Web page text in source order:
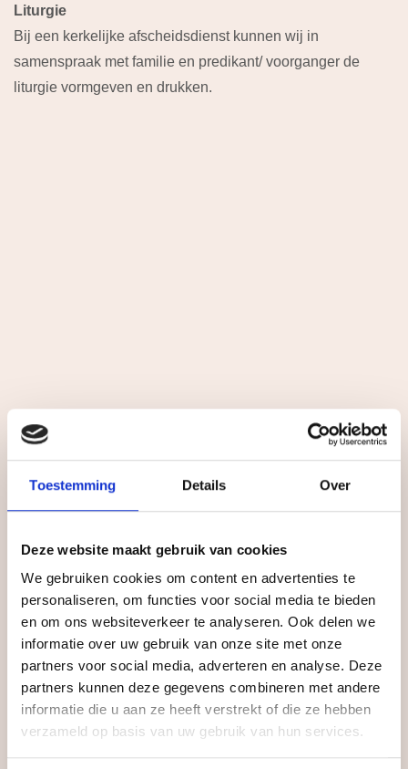
Toestemming Details Over
Deze website maakt gebruik van cookies
We gebruiken cookies om content en advertenties te
personaliseren, om functies voor social media te bieden
en om ons websiteverkeer te analyseren. Ook delen we
informatie over uw gebruik van onze site met onze
partners voor social media, adverteren en analyse. Deze
partners kunnen deze gegevens combineren met andere
informatie die u aan ze heeft verstrekt of die ze hebben
verzameld op basis van uw gebruik van hun services.
Liturgie
Bij een kerkelijke afscheidsdienst kunnen wij in
samenspraak met familie en predikant/ voorganger de
liturgie vormgeven en drukken.